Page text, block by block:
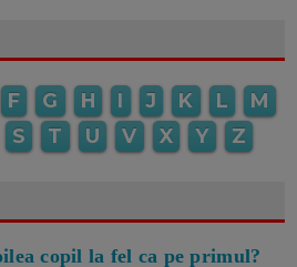
F G H I J K L
M
S T U V X Y Z
copil la fel ca pe primul?